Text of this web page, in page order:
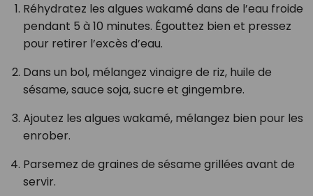
Réhydratez les algues wakamé dans de l’eau froide
pendant 5 à 10 minutes. Égouttez bien et pressez
pour retirer l’excès d’eau.
Dans un bol, mélangez vinaigre de riz, huile de
sésame, sauce soja, sucre et gingembre.
Ajoutez les algues wakamé, mélangez bien pour les
enrober.
Parsemez de graines de sésame grillées avant de
servir.